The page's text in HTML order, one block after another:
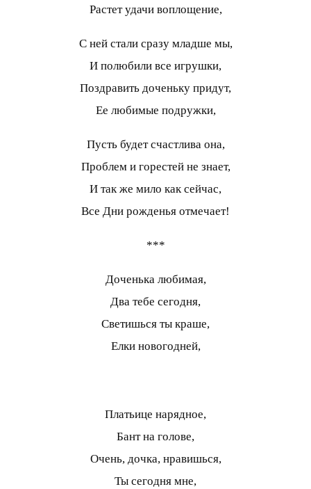
Растет удачи воплощение,
С ней стали сразу младше мы,
И полюбили все игрушки,
Поздравить доченьку придут,
Ее любимые подружки,
Пусть будет счастлива она,
Проблем и горестей не знает,
И так же мило как сейчас,
Все Дни рожденья отмечает!
***
Доченька любимая,
Два тебе сегодня,
Светишься ты краше,
Елки новогодней,
Платьице нарядное,
Бант на голове,
Очень, дочка, нравишься,
Ты сегодня мне,